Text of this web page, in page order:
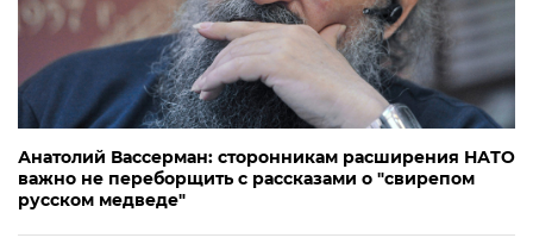
Анатолий Вассерман: cторонникам расширения НАТО
важно не переборщить с рассказами о "свирепом
русском медведе"